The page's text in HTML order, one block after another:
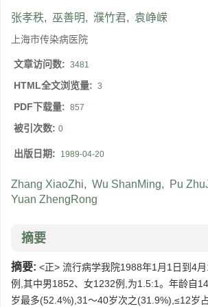
张孝秩, 巫善明, 濮竹君, 袁峥嵘
上海市传染病医院
文章访问数: 3481
HTML全文浏览量: 3
PDF下载量: 857
被引次数: 0
出版日期: 1989-04-20
Zhang XiaoZhi, Wu ShanMing, Pu
Yuan ZhengRong
摘要
摘要: <正> 流行病学我院1988年1月1日到4
例,其中男1852、女1232例,为1.5:1。年龄自
岁最多(52.4%),31～40岁次之(31.9%),≤12岁